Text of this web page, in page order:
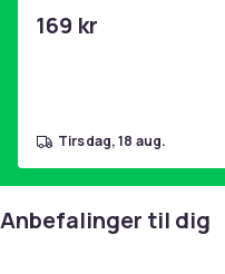
hjemmegymnastikk Purple
169 kr
tirsdag, 18 aug.
Anbefalinger til dig